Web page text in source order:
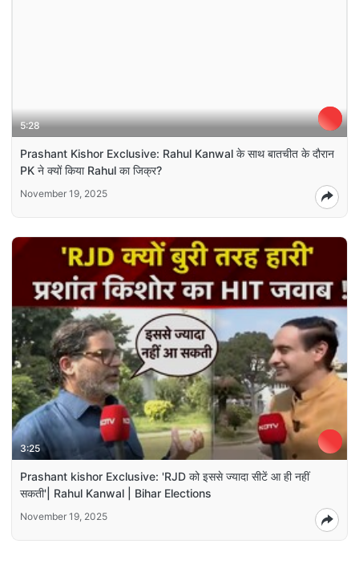
5:28
Prashant Kishor Exclusive: Rahul Kanwal के साथ बातचीत के दौरान
PK ने क्यों किया Rahul का जिक्र?
November 19, 2025
3:25
Prashant kishor Exclusive: 'RJD को इससे ज्यादा सीटें आ ही नहीं
सकती'| Rahul Kanwal | Bihar Elections
November 19, 2025